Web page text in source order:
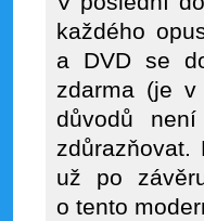
každého
a DVD se
zdarma (je v
důvodů
zdůrazňovat.
už po
o tento